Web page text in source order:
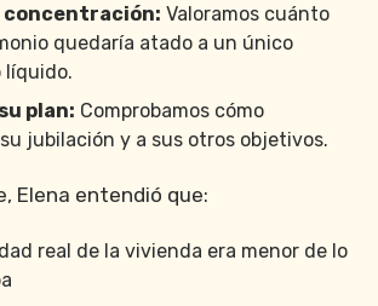
concentración: Valoramos cuánto
quedaría atado a un único
líquido.
plan: Comprobamos cómo
jubilación y a sus otros objetivos.
Elena entendió que:
real de la vivienda era menor de lo